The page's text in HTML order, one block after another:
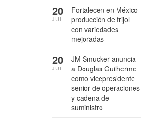
Fortalecen en México
producción de frijol
con variedades
mejoradas
20
JUL
JM Smucker anuncia
a Douglas Guilherme
como vicepresidente
senior de operaciones
y cadena de
suministro
20
JUL